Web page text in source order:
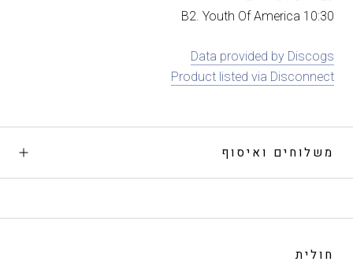
B2. Youth Of America 10:30
Data provided by Discogs
Product listed via Disconnect
משלוחים ואיסוף
חולית